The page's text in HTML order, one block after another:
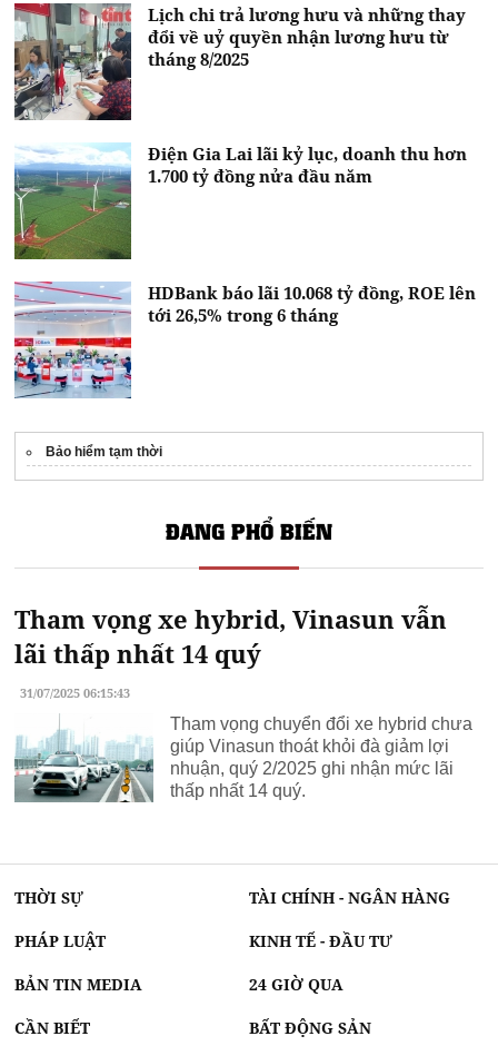
Lịch chi trả lương hưu và những thay
đổi về uỷ quyền nhận lương hưu từ
tháng 8/2025
Điện Gia Lai lãi kỷ lục, doanh thu hơn
1.700 tỷ đồng nửa đầu năm
HDBank báo lãi 10.068 tỷ đồng, ROE lên
tới 26,5% trong 6 tháng
Bảo hiểm tạm thời
ĐANG PHỔ BIẾN
Tham vọng xe hybrid, Vinasun vẫn
lãi thấp nhất 14 quý
31/07/2025 06:15:43
Tham vọng chuyển đổi xe hybrid chưa
giúp Vinasun thoát khỏi đà giảm lợi
nhuận, quý 2/2025 ghi nhận mức lãi
thấp nhất 14 quý.
THỜI SỰ TÀI CHÍNH - NGÂN HÀNG
PHÁP LUẬT KINH TẾ - ĐẦU TƯ
BẢN TIN MEDIA 24 GIỜ QUA
CẦN BIẾT BẤT ĐỘNG SẢN